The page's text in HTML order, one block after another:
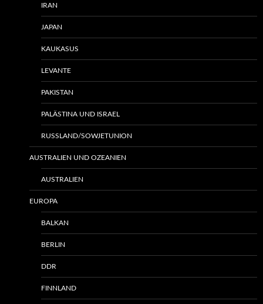
IRAN
JAPAN
KAUKASUS
LEVANTE
PAKISTAN
PALÄSTINA UND ISRAEL
RUSSLAND/SOWJETUNION
AUSTRALIEN UND OZEANIEN
AUSTRALIEN
EUROPA
BALKAN
BERLIN
DDR
FINNLAND